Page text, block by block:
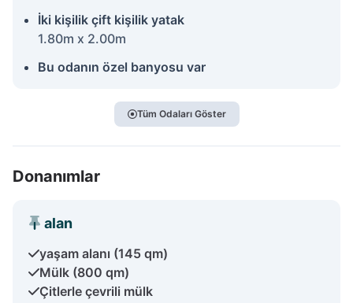
İki kişilik çift kişilik yatak
1.80m x 2.00m
Bu odanın özel banyosu var
Tüm Odaları Göster
Donanımlar
alan
yaşam alanı (145 qm)
Mülk (800 qm)
Çitlerle çevrili mülk